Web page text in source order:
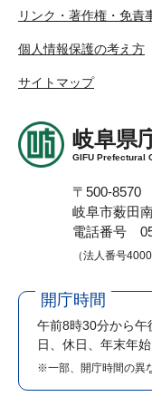
リンク・著作権・免責
個人情報保護の考え方
サイトマップ
岐阜県
GIFU Prefectural
〒500-8570
岐阜市薮田
電話番号
（法人番号
開庁時間
午前8時30分から午
日、休日、年末年
※一部、開庁時間の異